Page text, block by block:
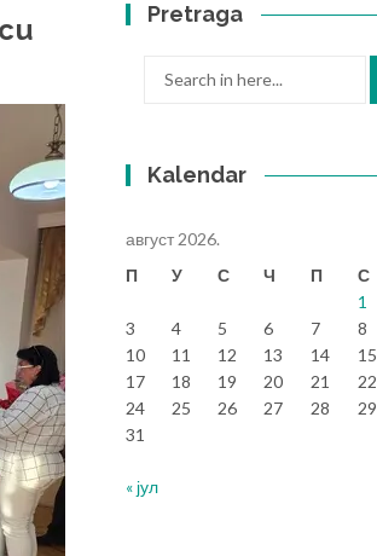
Pretraga
Kalendar
август 2026.
П
У С Ч П С
1
3
4 5 6 7 8
10
11 12 13 14 15
17
18 19 20 21 22
24
25 26 27 28 29
31
« јул